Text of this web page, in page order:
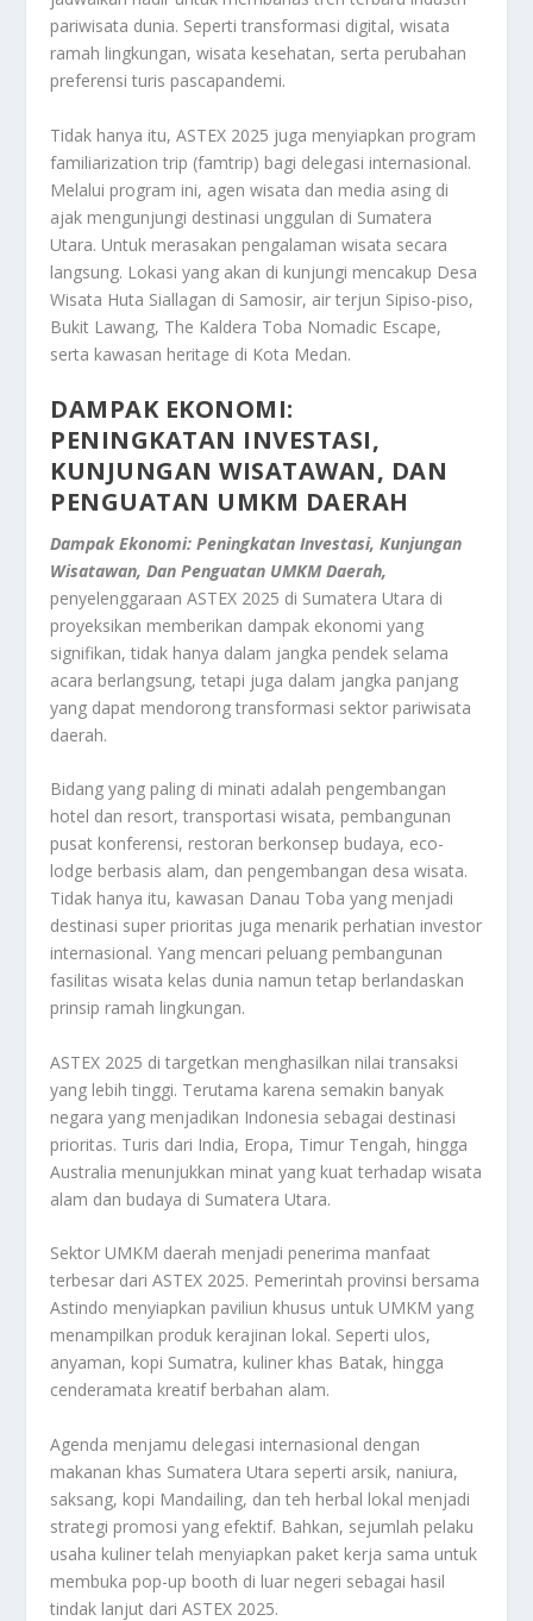
pariwisata dunia. Seperti transformasi digital, wisata
ramah lingkungan, wisata kesehatan, serta perubahan
preferensi turis pascapandemi.
Tidak hanya itu, ASTEX 2025 juga menyiapkan program
familiarization trip (famtrip) bagi delegasi internasional.
Melalui program ini, agen wisata dan media asing di
ajak mengunjungi destinasi unggulan di Sumatera
Utara. Untuk merasakan pengalaman wisata secara
langsung. Lokasi yang akan di kunjungi mencakup Desa
Wisata Huta Siallagan di Samosir, air terjun Sipiso-piso,
Bukit Lawang, The Kaldera Toba Nomadic Escape,
serta kawasan heritage di Kota Medan.
DAMPAK EKONOMI:
PENINGKATAN INVESTASI,
KUNJUNGAN WISATAWAN, DAN
PENGUATAN UMKM DAERAH
Dampak Ekonomi: Peningkatan Investasi, Kunjungan
Wisatawan, Dan Penguatan UMKM Daerah,
penyelenggaraan ASTEX 2025 di Sumatera Utara di
proyeksikan memberikan dampak ekonomi yang
signifikan, tidak hanya dalam jangka pendek selama
acara berlangsung, tetapi juga dalam jangka panjang
yang dapat mendorong transformasi sektor pariwisata
daerah.
Bidang yang paling di minati adalah pengembangan
hotel dan resort, transportasi wisata, pembangunan
pusat konferensi, restoran berkonsep budaya, eco-
lodge berbasis alam, dan pengembangan desa wisata.
Tidak hanya itu, kawasan Danau Toba yang menjadi
destinasi super prioritas juga menarik perhatian investor
internasional. Yang mencari peluang pembangunan
fasilitas wisata kelas dunia namun tetap berlandaskan
prinsip ramah lingkungan.
ASTEX 2025 di targetkan menghasilkan nilai transaksi
yang lebih tinggi. Terutama karena semakin banyak
negara yang menjadikan Indonesia sebagai destinasi
prioritas. Turis dari India, Eropa, Timur Tengah, hingga
Australia menunjukkan minat yang kuat terhadap wisata
alam dan budaya di Sumatera Utara.
Sektor UMKM daerah menjadi penerima manfaat
terbesar dari ASTEX 2025. Pemerintah provinsi bersama
Astindo menyiapkan paviliun khusus untuk UMKM yang
menampilkan produk kerajinan lokal. Seperti ulos,
anyaman, kopi Sumatra, kuliner khas Batak, hingga
cenderamata kreatif berbahan alam.
Agenda menjamu delegasi internasional dengan
makanan khas Sumatera Utara seperti arsik, naniura,
saksang, kopi Mandailing, dan teh herbal lokal menjadi
strategi promosi yang efektif. Bahkan, sejumlah pelaku
usaha kuliner telah menyiapkan paket kerja sama untuk
membuka pop-up booth di luar negeri sebagai hasil
tindak lanjut dari ASTEX 2025.